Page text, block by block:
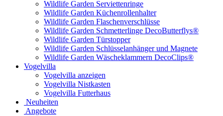
Wildlife Garden Serviettenringe
Wildlife Garden Küchenrollenhalter
Wildlife Garden Flaschenverschlüsse
Wildlife Garden Schmetterlinge DecoButterflys®
Wildlife Garden Türstopper
Wildlife Garden Schlüsselanhänger und Magnete
Wildlife Garden Wäscheklammern DecoClips®
Vogelvilla
Vogelvilla anzeigen
Vogelvilla Nistkasten
Vogelvilla Futterhaus
Neuheiten
Angebote